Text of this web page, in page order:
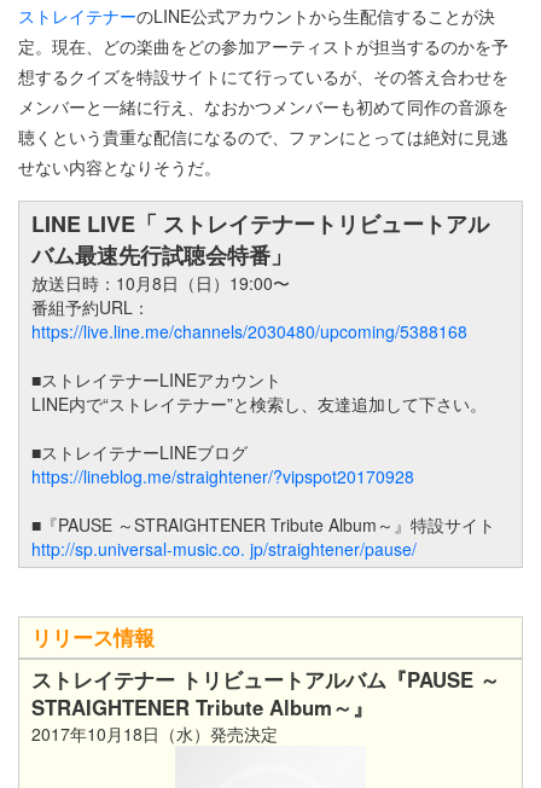
ストレイテナーのLINE公式アカウントから生配信することが決
定。現在、どの楽曲をどの参加アーティストが担当するのかを予
想するクイズを特設サイトにて行っているが、その答え合わせを
メンバーと一緒に行え、なおかつメンバーも初めて同作の音源を
聴くという貴重な配信になるので、ファンにとっては絶対に見逃
せない内容となりそうだ。
LINE LIVE「 ストレイテナートリビュートアル
バム最速先行試聴会特番」
放送日時：10月8日（日）19:00〜
番組予約URL：
https://live.line.me/channels/2030480/upcoming/5388168
■ストレイテナーLINEアカウント
LINE内で“ストレイテナー”と検索し、友達追加して下さい。
■ストレイテナーLINEブログ
https://lineblog.me/straightener/?vipspot20170928
■『PAUSE ～STRAIGHTENER Tribute Album～』特設サイト
http://sp.universal-music.co. jp/straightener/pause/
リリース情報
ストレイテナー トリビュートアルバム『PAUSE ～
STRAIGHTENER Tribute Album～』
2017年10月18日（水）発売決定